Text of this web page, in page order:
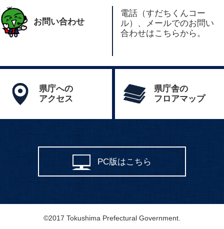
お問い合わせ
電話（すだちくんコー
ル）、メールでのお問い
合わせはこちらから。
県庁への
アクセス
県庁舎の
フロアマップ
PC版はこちら
©2017 Tokushima Prefectural Government.